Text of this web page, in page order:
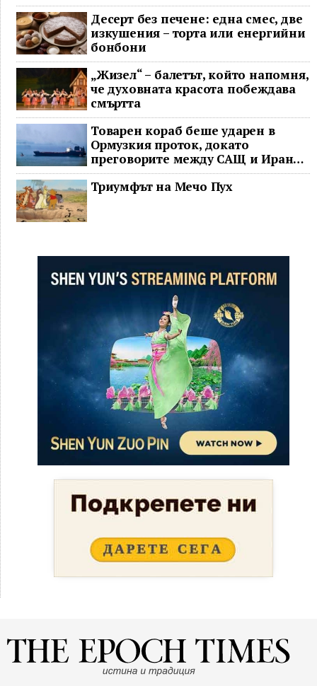
Десерт без печене: една смес, две
изкушения – торта или енергийни
бонбони
„Жизел“ – балетът, който напомня,
че духовната красота побеждава
смъртта
Товарен кораб беше ударен в
Ормузкия проток, докато
преговорите между САЩ и Иран
останаха в безизходица
Триумфът на Мечо Пух